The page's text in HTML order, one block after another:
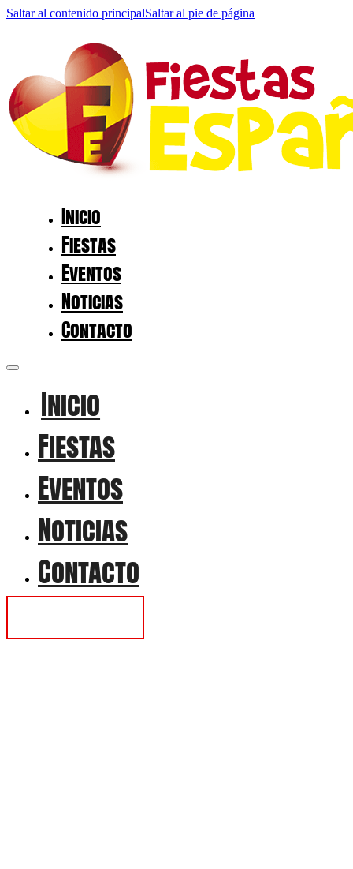
Saltar al contenido principalSaltar al pie de página
Inicio
Fiestas
Eventos
Noticias
Contacto
Inicio
Fiestas
Eventos
Noticias
Contacto